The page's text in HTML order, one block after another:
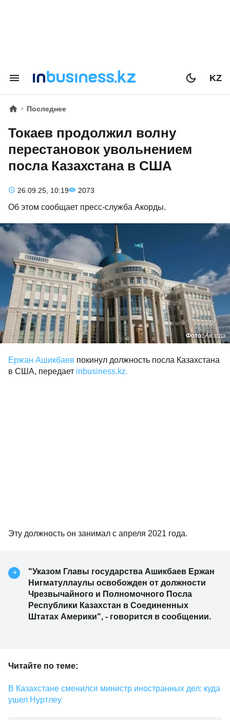
KZ
Последнее
Токаев продолжил волну
перестановок увольнением
посла Казахстана в США
26.09.25, 10:19 2073
Об этом сообщает пресс-служба Акорды.
Фото:Акорда
Ержан Ашикбаев покинул должность посла Казахстана
в США, передает inbusiness.kz.
Эту должность он занимал с апреля 2021 года.
"Указом Главы государства Ашикбаев Ержан
Нигматуллаулы освобожден от должности
Чрезвычайного и Полномочного Посла
Республики Казахстан в Соединенных
Штатах Америки", - говорится в сообщении.
Читайте по теме:
В Казахстане сменился министр иностранных дел: куда
ушел Нуртлеу